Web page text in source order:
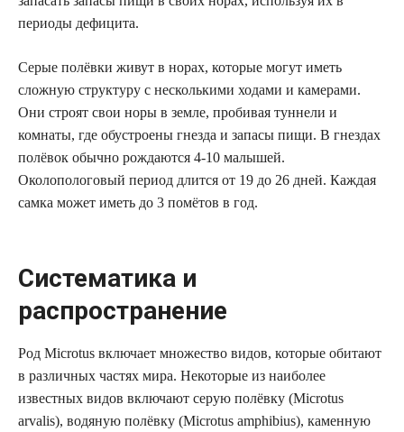
периоды дефицита.
Серые полёвки живут в норах, которые могут иметь
сложную структуру с несколькими ходами и камерами.
Они строят свои норы в земле, пробивая туннели и
комнаты, где обустроены гнезда и запасы пищи. В гнездах
полёвок обычно рождаются 4-10 малышей.
Околопологовый период длится от 19 до 26 дней. Каждая
самка может иметь до 3 помётов в год.
Систематика и
распространение
Род Microtus включает множество видов, которые обитают
в различных частях мира. Некоторые из наиболее
известных видов включают серую полёвку (Microtus
arvalis), водяную полёвку (Microtus amphibius), каменную